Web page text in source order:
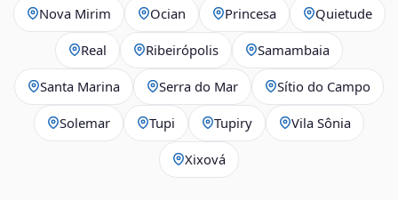
Nova Mirim Ocian Princesa Quietude
Real Ribeirópolis Samambaia
Santa Marina Serra do Mar Sítio do Campo
Solemar Tupi Tupiry Vila Sônia
Xixová